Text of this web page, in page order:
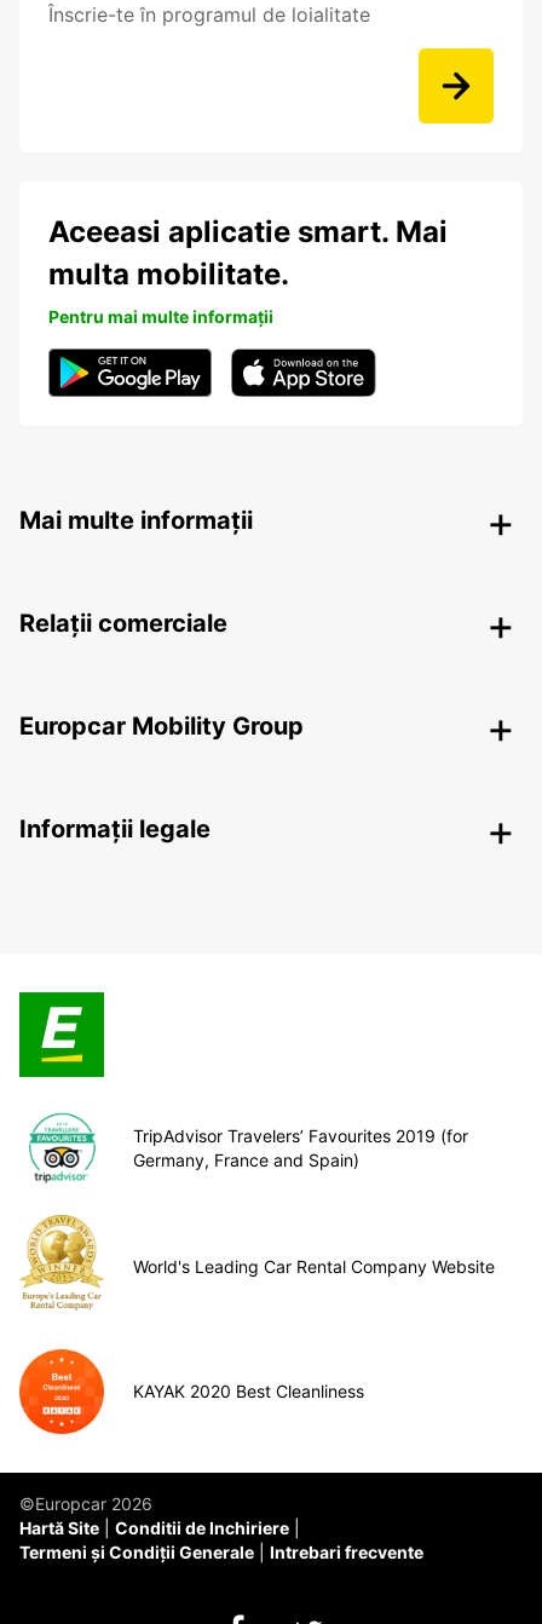
Înscrie-te în programul de loialitate
Aceeasi aplicatie smart. Mai
multa mobilitate.
Pentru mai multe informații
Mai multe informații
Relații comerciale
Europcar Mobility Group
Informații legale
TripAdvisor Travelers’ Favourites 2019 (for
Germany, France and Spain)
World's Leading Car Rental Company Website
KAYAK 2020 Best Cleanliness
©Europcar 2026
Hartă Site
Conditii de Inchiriere
Termeni și Condiții Generale
Intrebari frecvente